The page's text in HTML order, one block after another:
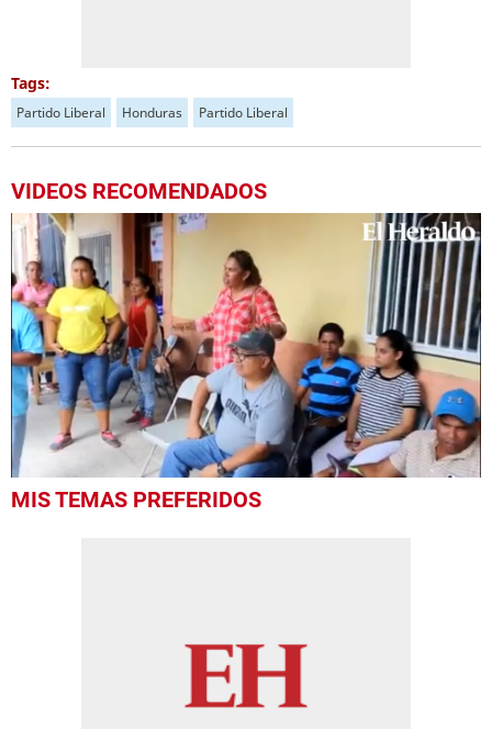
Tags:
Partido Liberal Honduras Partido Liberal
VIDEOS RECOMENDADOS
seconds
MIS TEMAS PREFERIDOS